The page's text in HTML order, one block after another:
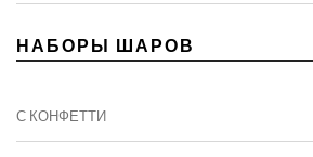
НАБОРЫ ШАРОВ
С КОНФЕТТИ